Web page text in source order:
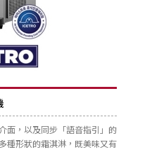
面，以及同步「語音指引」的
種形狀的霜淇淋，既美味又有